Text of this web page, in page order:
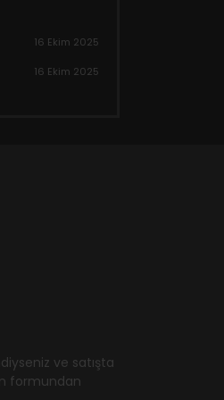
16 Ekim 2025
16 Ekim 2025
ve satışta
formundan